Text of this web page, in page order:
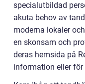
specialutbildad
akuta behov av
moderna lokaler
en skonsam och
deras hemsida på
information eller